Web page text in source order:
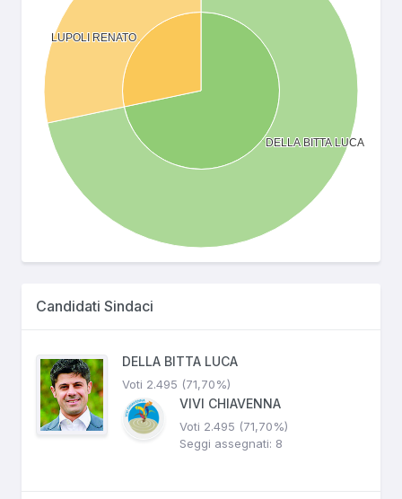
Candidati Sindaci
DELLA BITTA LUCA
Voti 2.495 (71,70%)
VIVI CHIAVENNA
Voti 2.495 (71,70%)
Seggi assegnati: 8